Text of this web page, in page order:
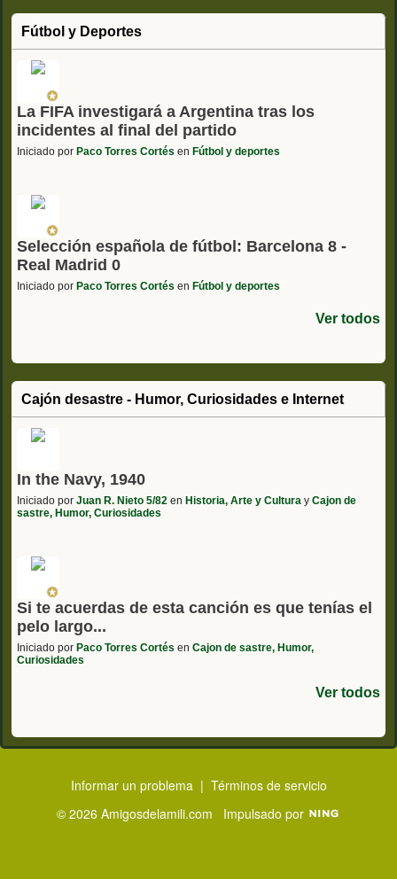
Fútbol y Deportes
La FIFA investigará a Argentina tras los
incidentes al final del partido
Iniciado por Paco Torres Cortés en Fútbol y deportes
Selección española de fútbol: Barcelona 8 -
Real Madrid 0
Iniciado por Paco Torres Cortés en Fútbol y deportes
Ver todos
Cajón desastre - Humor, Curiosidades e Internet
In the Navy, 1940
Iniciado por Juan R. Nieto 5/82 en Historia, Arte y Cultura y Cajon de
sastre, Humor, Curiosidades
Si te acuerdas de esta canción es que tenías el
pelo largo...
Iniciado por Paco Torres Cortés en Cajon de sastre, Humor,
Curiosidades
Ver todos
Informar un problema | Términos de servicio
© 2026 Amigosdelamili.com Impulsado por